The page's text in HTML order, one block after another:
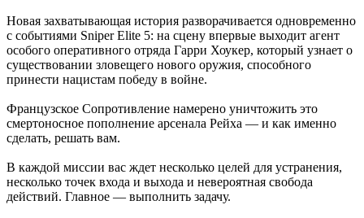
Новая захватывающая история разворачивается одновременно
с событиями Sniper Elite 5: на сцену впервые выходит агент
особого оперативного отряда Гарри Хоукер, который узнает о
существовании зловещего нового оружия, способного
принести нацистам победу в войне.
Французское Сопротивление намерено уничтожить это
смертоносное пополнение арсенала Рейха — и как именно
сделать, решать вам.
В каждой миссии вас ждет несколько целей для устранения,
несколько точек входа и выхода и невероятная свобода
действий. Главное — выполнить задачу.